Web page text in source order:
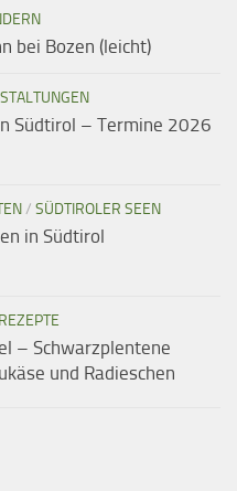
bei Bozen (leicht)
Südtirol – Termine 2026
/ SÜDTIROLER SEEN
in Südtirol
REZEPTE
– Schwarzplentene
und Radieschen